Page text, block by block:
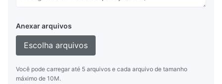
Anexar arquivos
Escolha arquivos
Você pode carregar até 5 arquivos e cada arquivo de tamanho
máximo de 10M.